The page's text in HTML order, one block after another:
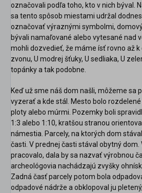
označovali podľa toho, kto v nich býval.
sa tento spôsob miestami udržal
označovať výraznými symbolmi,
bývali namaľované alebo vytesané nad
mohli dozvedieť, že máme ísť rovno až
zvonu, U modrej šťuky, U sedliaka, U
topánky a tak podobne.
Keď už sme náš dom našli, môžeme sa
vyzerať a kde stál. Mesto bolo
ploty alebo múrmi. Pozemky boli
1:3 alebo 1:10, kratšou stranou
námestia. Parcely, na ktorých dom
časti. V prednej časti stával obytný dom.
pracovalo, dala by sa nazvať výrobnou
archeológovia nachádzajú zvyšky
Zadná časť parcely potom bola
odpadové nádrže a obklopoval ju